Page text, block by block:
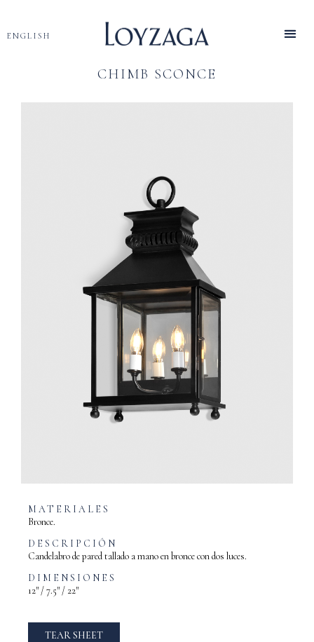
ENGLISH
CHIMB SCONCE
MATERIALES
Bronce.
DESCRIPCIÓN
Candelabro de pared tallado a mano en bronce con dos luces.
DIMENSIONES
12″ / 7.5″ / 22″
TEAR SHEET